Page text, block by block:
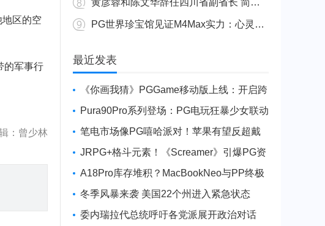
区的空
的军事行
：曾少林
黄彦蓉和陈文华辞任四川省副省长 简历资料照片
PG世界珍宝馆见证M4Max实力：心灵杀手2竟轻松跑出80FPS！
最近发表
《你画我猜》PGGame移动版上线：开启跨
平台互动新玩法
Pura90Pro系列登场：PG电玩狂暴少女联动
旗舰性能升级
笔电市场像PG嘻哈派对！苹果有望反超戴
尔进前三
JRPG+格斗元素！《Screamer》引爆PG资
讯手游新焦点
A18Pro库存堆积？MacBookNeo与PP终极
火焰狂潮意外同框
冬季风暴来袭 美国22个州进入紧急状态
委内瑞拉代总统呼吁各党派展开政治对话